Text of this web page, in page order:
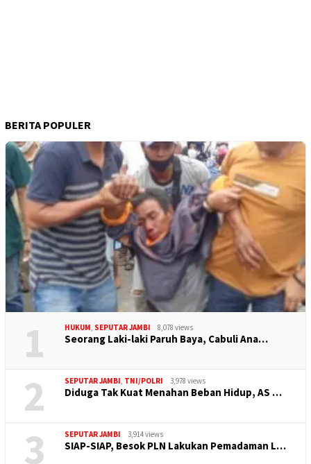
BERITA POPULER
1 HUKUM, SEPUTAR JAMBI 8,078 views
Seorang Laki-laki Paruh Baya, Cabuli Ana…
2 SEPUTAR JAMBI, TNI/POLRI 3,978 views
Diduga Tak Kuat Menahan Beban Hidup, AS …
3 SEPUTAR JAMBI 3,914 views
SIAP-SIAP, Besok PLN Lakukan Pemadaman L…